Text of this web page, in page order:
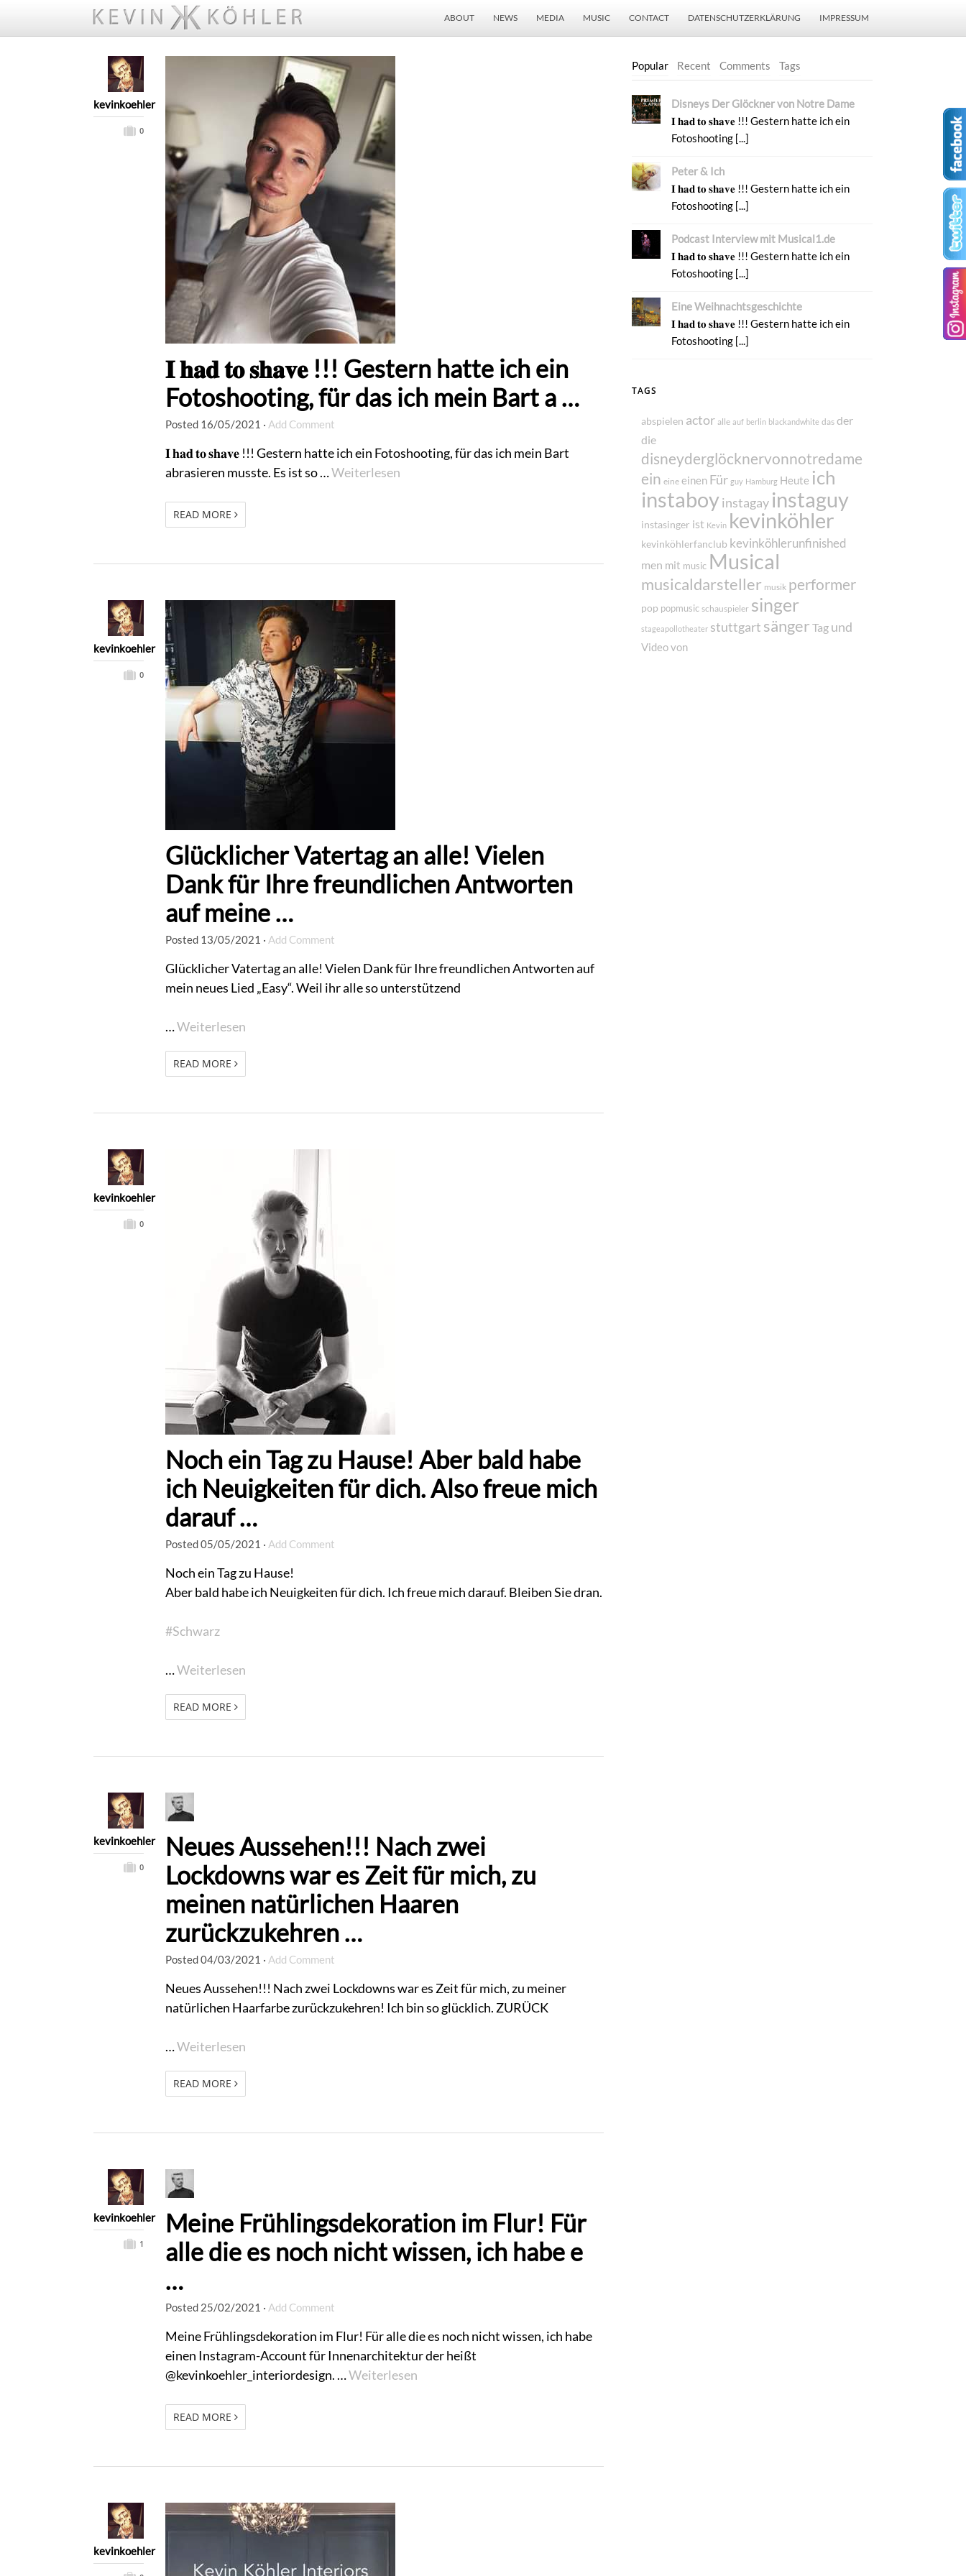
ABOUT NEWS MEDIA MUSIC CONTACT DATENSCHUTZERKLÄRUNG IMPRESSUM
kevinkoehler
0
𝐈 𝐡𝐚𝐝 𝐭𝐨 𝐬𝐡𝐚𝐯𝐞 !!! Gestern hatte ich ein
Fotoshooting, für das ich mein Bart a …
Posted 16/05/2021 · Add Comment
𝐈 𝐡𝐚𝐝 𝐭𝐨 𝐬𝐡𝐚𝐯𝐞 !!! Gestern hatte ich ein Fotoshooting, für das ich mein Bart
abrasieren musste. Es ist so …Weiterlesen
READ MORE
kevinkoehler
0
Glücklicher Vatertag an alle! Vielen
Dank für Ihre freundlichen Antworten
auf meine …
Posted 13/05/2021 · Add Comment
Glücklicher Vatertag an alle! Vielen Dank für Ihre freundlichen Antworten auf
mein neues Lied „Easy“. Weil ihr alle so unterstützend
…Weiterlesen
READ MORE
kevinkoehler
0
Noch ein Tag zu Hause! Aber bald habe
ich Neuigkeiten für dich. Also freue mich
darauf …
Posted05/05/2021 · Add Comment
Noch ein Tag zu Hause!
Aber bald habe ich Neuigkeiten für dich. Ich freue mich darauf. Bleiben Sie dran.
#Schwarz
…Weiterlesen
READ MORE
kevinkoehler
0
Neues Aussehen!!! Nach zwei
Lockdowns war es Zeit für mich, zu
meinen natürlichen Haaren
zurückzukehren …
Posted04/03/2021 · Add Comment
Neues Aussehen!!! Nach zwei Lockdowns war es Zeit für mich, zu meiner
natürlichen Haarfarbe zurückzukehren! Ich bin so glücklich. ZURÜCK
…Weiterlesen
READ MORE
kevinkoehler
1
Meine Frühlingsdekoration im Flur! Für
alle die es noch nicht wissen, ich habe e
…
Posted 25/02/2021 · Add Comment
Meine Frühlingsdekoration im Flur! Für alle die es noch nicht wissen, ich habe
einen Instagram-Account für Innenarchitektur der heißt
@kevinkoehler_interiordesign. …Weiterlesen
READ MORE
kevinkoehler
Popular Recent Comments Tags
Disneys Der Glöckner von Notre Dame
𝐈 𝐡𝐚𝐝 𝐭𝐨 𝐬𝐡𝐚𝐯𝐞 !!! Gestern hatte ich ein
Fotoshooting [...]
Peter & Ich
𝐈 𝐡𝐚𝐝 𝐭𝐨 𝐬𝐡𝐚𝐯𝐞 !!! Gestern hatte ich ein
Fotoshooting [...]
Podcast Interview mit Musical1.de
𝐈 𝐡𝐚𝐝 𝐭𝐨 𝐬𝐡𝐚𝐯𝐞 !!! Gestern hatte ich ein
Fotoshooting [...]
Eine Weihnachtsgeschichte
𝐈 𝐡𝐚𝐝 𝐭𝐨 𝐬𝐡𝐚𝐯𝐞 !!! Gestern hatte ich ein
Fotoshooting [...]
TAGS
abspielen actor alle auf berlin blackandwhite das der
die
disneyderglöcknervonnotredame
ein eine einen Für guy Hamburg Heute ich
instaboy instagay instaguy
instasinger ist Kevin kevinköhler
kevinköhlerfanclub kevinköhlerunfinished
men mit music Musical
musicaldarsteller musik performer
pop popmusic schauspieler singer
stageapollotheater stuttgart sänger Tag und
Video von